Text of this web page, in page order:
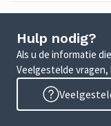
Hulp nodig?
Als u de informatie
Veelgestelde vragen,